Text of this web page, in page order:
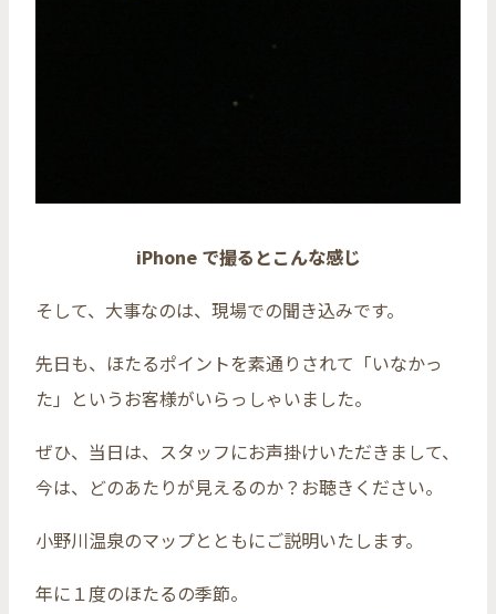
iPhone で撮るとこんな感じ
そして、大事なのは、現場での聞き込みです。
先日も、ほたるポイントを素通りされて「いなかっ
た」というお客様がいらっしゃいました。
ぜひ、当日は、スタッフにお声掛けいただきまして、
今は、どのあたりが見えるのか？お聴きください。
小野川温泉のマップとともにご説明いたします。
年に１度のほたるの季節。